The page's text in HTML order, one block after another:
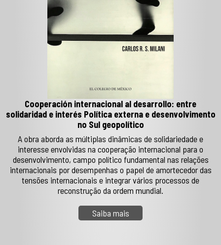
Cooperación internacional al desarrollo: entre
solidaridad e interés Política externa e desenvolvimento
no Sul geopolítico
A obra aborda as múltiplas dinâmicas de solidariedade e
interesse envolvidas na cooperação internacional para o
desenvolvimento, campo político fundamental nas relações
internacionais por desempenhas o papel de amortecedor das
tensões internacionais e integrar vários processos de
reconstrução da ordem mundial.
Saiba mais